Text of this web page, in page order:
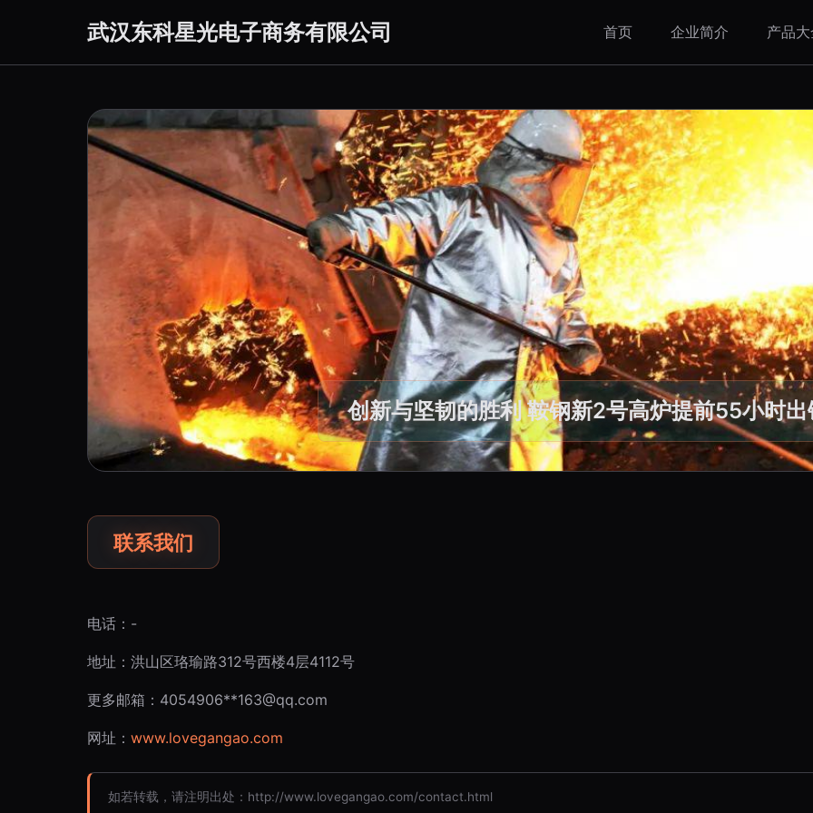
武汉东科星光电子商务有限公司 首页 企业简介 产品
创新与坚韧的胜利 鞍钢新2号高炉提前55小时出
联系我们
电话：-
地址：洪山区珞瑜路312号西楼4层4112号
更多邮箱：4054906**163@qq.com
网址： www.lovegangao.com
如若转载，请注明出处：http://www.lovegangao.com/contact.html